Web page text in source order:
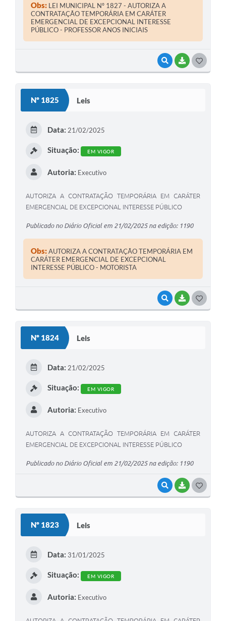
VISUALIZAR
BAIXAR
Obs: LEI MUNICIPAL Nº 1827 - AUTORIZA A
CONTRATAÇÃO TEMPORÁRIA EM CARÁTER
EMERGENCIAL DE EXCEPCIONAL INTERESSE
PÚBLICO - PROFESSOR ANOS INICIAIS
Nº 1825 Leis
VISUALIZAR
BAIXAR
Data: 21/02/2025
Situação: EM VIGOR
Autoria: Executivo
AUTORIZA A CONTRATAÇÃO TEMPORÁRIA EM CARÁTER
EMERGENCIAL DE EXCEPCIONAL INTERESSE PÚBLICO
Publicado no Diário Oficial em 21/02/2025 na edição: 1190
Obs:AUTORIZA A CONTRATAÇÃO TEMPORÁRIA EM
CARÁTER EMERGENCIAL DE EXCEPCIONAL
INTERESSE PÚBLICO - MOTORISTA
Nº 1824 Leis
VISUALIZAR
BAIXAR
Data: 21/02/2025
Situação: EM VIGOR
Autoria: Executivo
AUTORIZA A CONTRATAÇÃO TEMPORÁRIA EM CARÁTER
EMERGENCIAL DE EXCEPCIONAL INTERESSE PÚBLICO
Publicado no Diário Oficial em 21/02/2025 na edição: 1190
Nº 1823 Leis
Data: 31/01/2025
Situação: EM VIGOR
Autoria: Executivo